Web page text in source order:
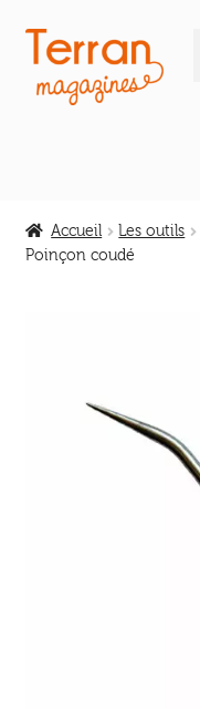
Aller
la
Aller
au
contenu
Accueil Les outils
Poinçon coudé